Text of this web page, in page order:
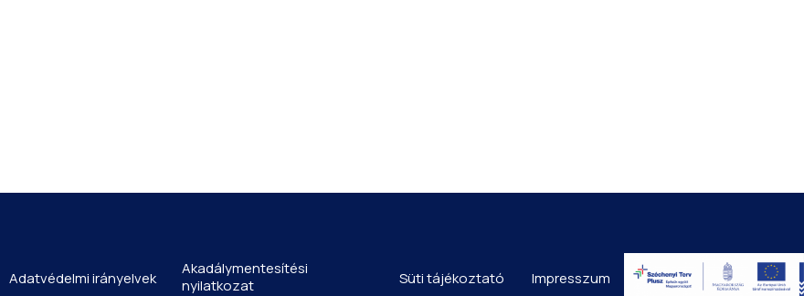
Adatvédelmi irányelvek
Akadálymentesítési
nyilatkozat
Süti tájékoztató Impresszum